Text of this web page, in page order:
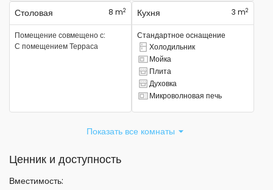
Столовая 8 m2
Помещение совмещено с:
С помещениемТерраса
Кухня 3 m2
Стандартное оснащение
Там есть холодильник
Холодильник
Там есть раковина
Мойка
Там есть плита
Плита
Там есть духовка
Духовка
Есть микроволновая печь
Микроволновая печь
Показать все комнаты
Ценник и доступность
Вместимость: